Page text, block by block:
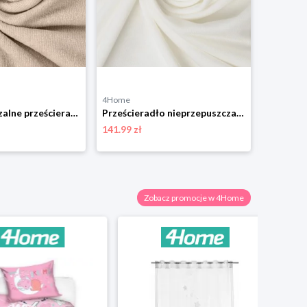
Nieprzepuszczalne prześcieradło frotte Matexjasnobeżowe, 60 x 120 x 10 cm, 60 x 120 cm
4Home
Prześcieradło nieprzepuszczalne Matex Bamboo ecru,90 x 200 x 20 cm, 90 x 200 cm
141.99 zł
Zobacz promocje w 4Home